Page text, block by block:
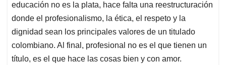
educación no es la plata, hace falta una reestructuración
donde el profesionalismo, la ética, el respeto y la
dignidad sean los principales valores de un titulado
colombiano. Al final, profesional no es el que tienen un
título, es el que hace las cosas bien y con amor.